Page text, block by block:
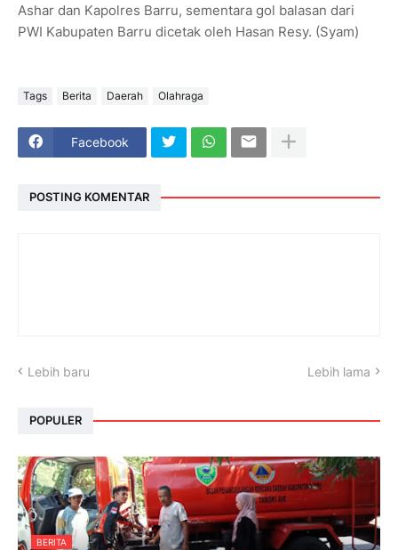
Ashar dan Kapolres Barru, sementara gol balasan dari
PWI Kabupaten Barru dicetak oleh Hasan Resy. (Syam)
Tags Berita Daerah Olahraga
Facebook
POSTING KOMENTAR
Lebih baru Lebih lama
POPULER
BERITA